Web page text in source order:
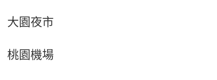
大園夜市
桃園機場